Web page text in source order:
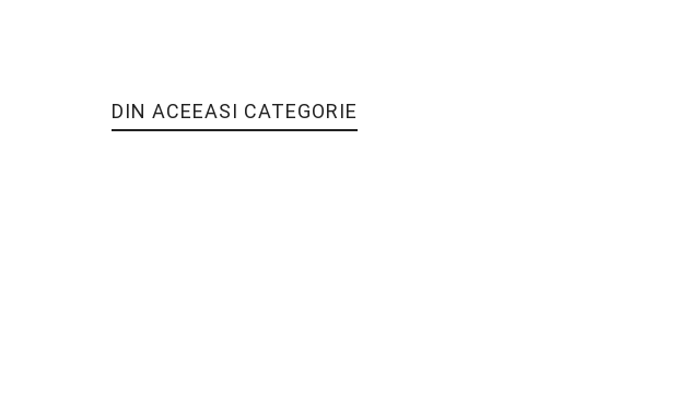
DIN ACEEASI CATEGORIE